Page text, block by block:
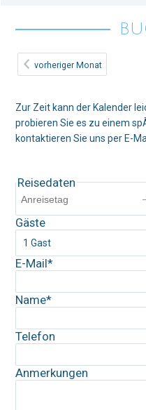
vorheriger Monat
Zur Zeit kann der Kalender
probieren Sie es zu einem
kontaktieren Sie uns per E-
Reisedaten
Gäste
1 Gast
Pflichtfeld
E-Mail*
Pflichtfeld
Name*
Telefon
Anmerkungen